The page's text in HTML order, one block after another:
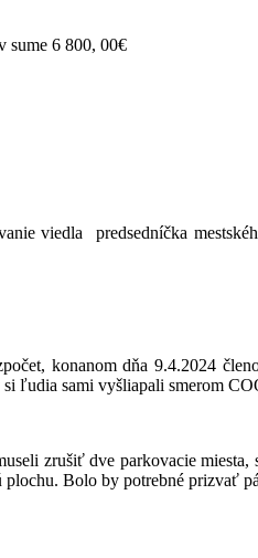
sume 6 800, 00€
viedla predsedníčka
konanom dňa 9.4.2024
ľudia sami vyšliapali smerom
zrušiť dve parkovacie
Bolo by potrebné prizvať